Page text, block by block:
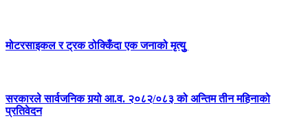
मोटरसाइकल र ट्रक ठोक्किँदा एक जनाको मृत्युु
सरकारले सार्वजनिक गर्‍यो आ.व. २०८२/०८३ को अन्तिम तीन महिनाको
प्रतिवेदन